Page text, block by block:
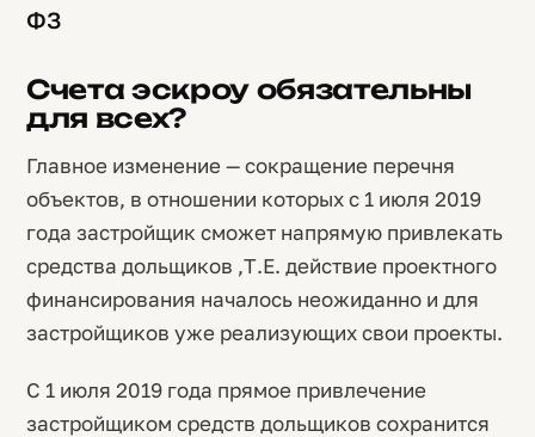
ФЗ
Счета эскроу обязательны
для всех?
Главное изменение — сокращение перечня
объектов, в отношении которых с 1 июля 2019
года застройщик сможет напрямую привлекать
средства дольщиков ,Т.Е. действие проектного
финансирования началось неожиданно и для
застройщиков уже реализующих свои проекты.
С 1 июля 2019 года прямое привлечение
застройщиком средств дольщиков сохранится